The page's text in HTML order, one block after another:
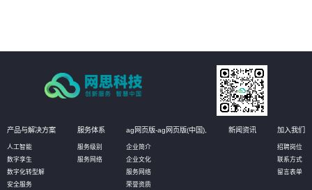
产品与解决方案
人工智能
数字孪生
数字化转型解
安全服务
服务体系
服务级别
服务网络
ag网页版-ag网页版(中国),
企业简介
企业文化
服务网络
荣誉资质
新闻资讯 加入我们
招聘岗位
联系方式
留言表单